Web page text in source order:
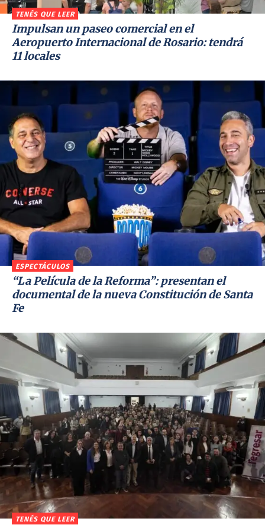
TENÉS QUE LEER
Impulsan un paseo comercial en el
Aeropuerto Internacional de Rosario: tendrá
11 locales
ESPECTÁCULOS
“La Película de la Reforma”: presentan el
documental de la nueva Constitución de Santa
Fe
TENÉS QUE LEER